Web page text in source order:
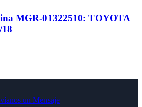
MGR-01322510: TOYOTA
un Mensaje